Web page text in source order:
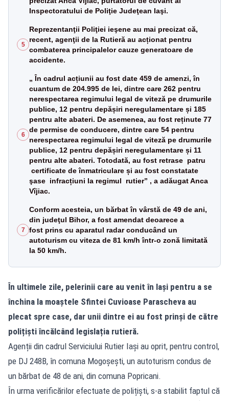
Inspectoratului de Poliţie Judeţean Iaşi.
5
Reprezentanţii Poliţiei ieşene au mai precizat că,
recent, agenţii de la Rutieră au acționat pentru
combaterea principalelor cauze generatoare de
accidente.
6
„ În cadrul acțiunii au fost date 459 de amenzi, în
cuantum de 204.995 de lei, dintre care 262 pentru
nerespectarea regimului legal de viteză pe drumurile
publice, 12 pentru depășiri neregulamentare și 185
pentru alte abateri. De asemenea, au fost reținute 77
de permise de conducere, dintre care 54 pentru
nerespectarea regimului legal de viteză pe drumurile
publice, 12 pentru depășiri neregulamentare și 11
pentru alte abateri. Totodată, au fost retrase patru
certificate de înmatriculare și au fost constatate
şase infracțiuni la regimul rutier” , a adăugat Anca
Vîjiac.
7
Conform acesteia, un bărbat în vârstă de 49 de ani,
din judeţul Bihor, a fost amendat deoarece a
fost prins cu aparatul radar conducând un
autoturism cu viteza de 81 km/h într-o zonă limitată
la 50 km/h.
În ultimele zile, pelerinii care au venit în Iași pentru a se
închina la moaștele Sfintei Cuvioase Parascheva au
plecat spre case, dar unii dintre ei au fost prinși de către
polițiști încălcând legislația rutieră.
Agenții din cadrul Serviciului Rutier Iaşi au oprit, pentru control,
pe DJ 248B, în comuna Mogoșești, un autoturism condus de
un bărbat de 48 de ani, din comuna Popricani.
În urma verificărilor efectuate de polițiști, s-a stabilit faptul că